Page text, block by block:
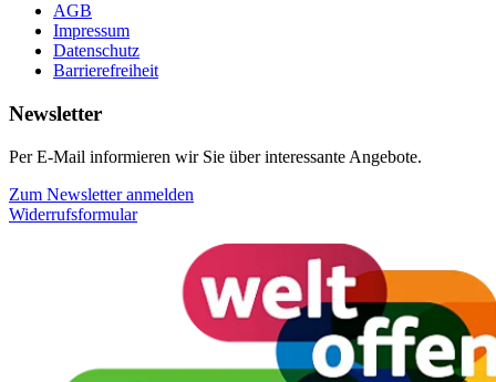
AGB
Impressum
Datenschutz
Barrierefreiheit
Newsletter
Per E-Mail informieren wir Sie über interessante Angebote.
Zum Newsletter anmelden
Widerrufsformular